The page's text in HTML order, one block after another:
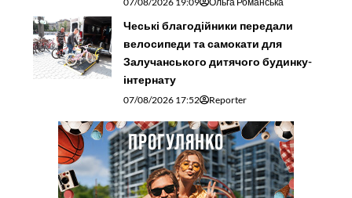
Чеські благодійники передали
велосипеди та самокати для
Залучанського дитячого будинку-
інтернату
07/08/2026 17:52 Reporter